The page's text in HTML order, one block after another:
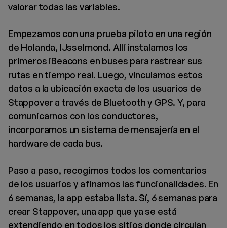
valorar todas las variables.
Empezamos con una prueba piloto en una región
de Holanda, IJsselmond. Allí instalamos los
primeros iBeacons en buses para rastrear sus
rutas en tiempo real. Luego, vinculamos estos
datos a la ubicación exacta de los usuarios de
Stappover a través de Bluetooth y GPS. Y, para
comunicarnos con los conductores,
incorporamos un sistema de mensajería en el
hardware de cada bus.
Paso a paso, recogimos todos los comentarios
de los usuarios y afinamos las funcionalidades. En
6 semanas, la app estaba lista. Sí, 6 semanas para
crear Stappover, una app que ya se está
extendiendo en todos los sitios donde circulan